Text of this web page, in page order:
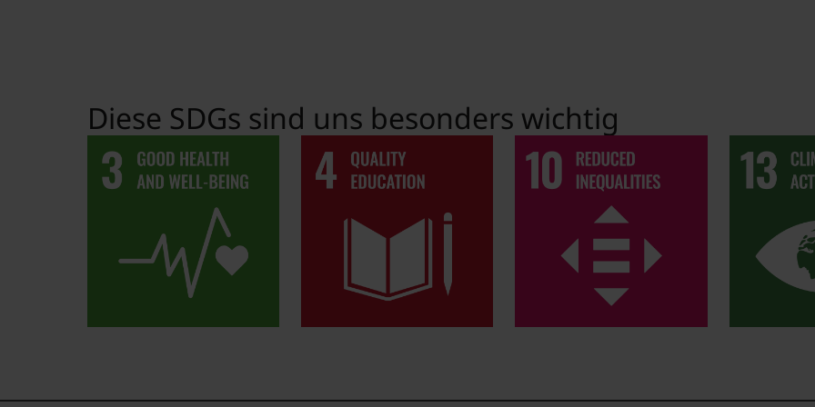
Diese SDGs sind uns besonders wichtig